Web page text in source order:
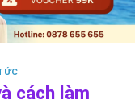
cách làm